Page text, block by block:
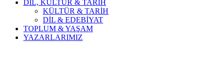
DİL, KÜLTÜR & TARİH
KÜLTÜR & TARİH
DİL & EDEBİYAT
TOPLUM & YAŞAM
YAZARLARIMIZ